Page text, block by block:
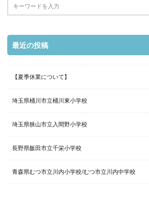
最近の投稿
【夏季休業について】
埼玉県桶川市立桶川東小学校
埼玉県狭山市立入間野小学校
長野県飯田市立千栄小学校
青森県むつ市立川内小学校/むつ市立川内中学校